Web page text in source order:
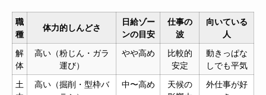
職
種
体力的しんどさ
日給ゾー
ンの目安
仕事の
波
向いている
人
解
体
高い（粉じん・ガラ
運び）
やや高め
比較的
安定
動きっぱな
しでも平気
土
高い（掘削・型枠バ
中〜高め
天候の
外仕事が好